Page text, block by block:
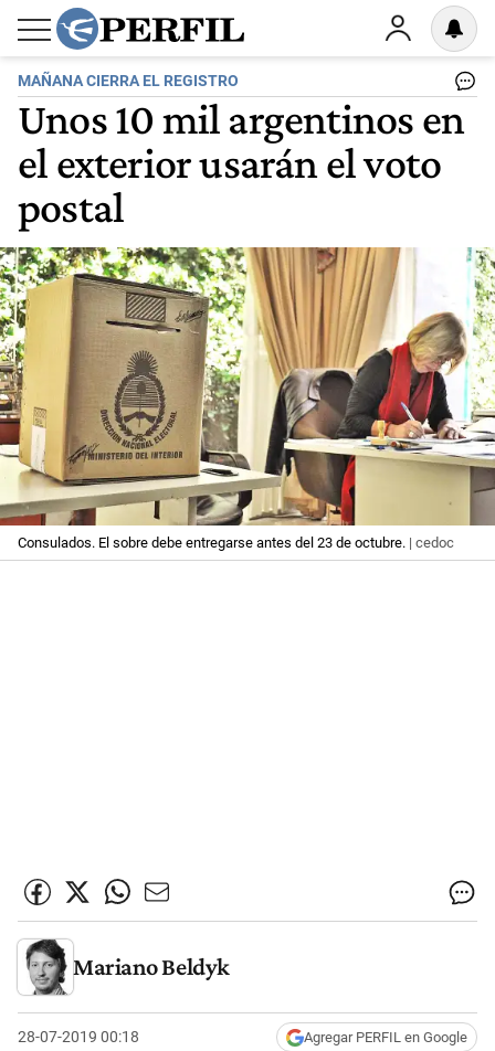
MAÑANA CIERRA EL REGISTRO
Unos 10 mil argentinos en
el exterior usarán el voto
postal
Consulados. El sobre debe entregarse antes del 23 de octubre. | cedoc
Mariano Beldyk
28-07-2019 00:18 Agregar PERFIL en Google